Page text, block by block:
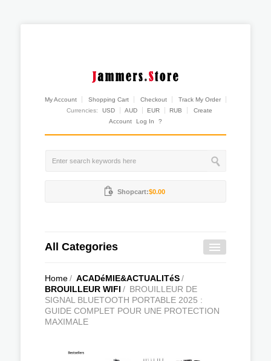
My Account Shopping Cart Checkout
Track My Order
Currencies:
USD AUD EUR RUB
Create
Account
Log In ?
Shopcart:$0.00
All Categories
Home/ ACADéMIE&ACTUALITéS/
BROUILLEUR WIFI / BROUILLEUR DE
SIGNAL BLUETOOTH PORTABLE 2025 :
GUIDE COMPLET POUR UNE PROTECTION
MAXIMALE